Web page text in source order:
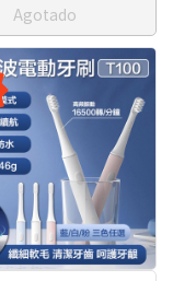
Agotado